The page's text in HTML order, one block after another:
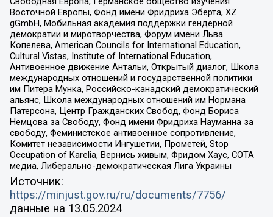
Восточной Европы, Фонд имени Фридриха Эберта, XZ
gGmbH, Мобильная академия поддержки гендерной
демократии и миротворчества, Форум имени Льва
Копелева, American Councils for International Education,
Cultural Vistas, Institute of International Education,
Антивоенное движение Антальи, Открытый диалог, Школа
международных отношений и государственной политики
им Питера Мунка, Российско-канадский демократический
альянс, Школа международных отношений им Нормана
Патерсона, Центр Гражданских Свобод, Фонд Бориса
Немцова за Свободу, Фонд имени Фридриха Науманна за
свободу, Феминистское антивоенное сопротивление,
Комитет независимости Ингушетии, Прометей, Stop
Occupation of Karelia, Вернись живым, Фридом Хаус, СОТА
медиа, Либерально-демократическая Лига Украины
Источник:
https://minjust.gov.ru/ru/documents/7756/
данные на 13.05.2024